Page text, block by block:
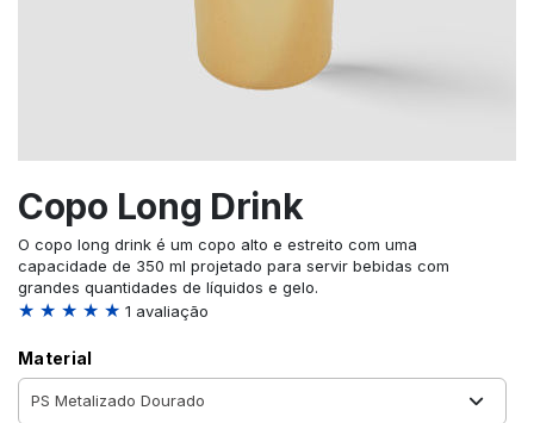
Copo Long Drink
O copo long drink é um copo alto e estreito com uma
capacidade de 350 ml projetado para servir bebidas com
grandes quantidades de líquidos e gelo.
★ ★ ★ ★ ★ 1 avaliação
Material